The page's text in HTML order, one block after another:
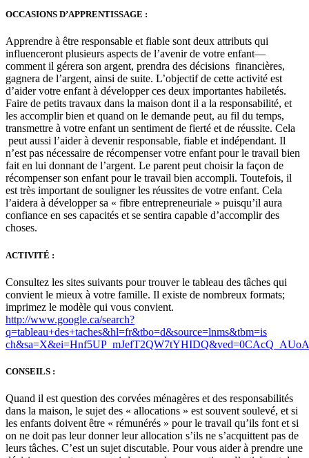
OCCASIONS D’APPRENTISSAGE :
Apprendre à être responsable et fiable sont deux attributs qui
influenceront plusieurs aspects de l’avenir de votre enfant—
comment il gérera son argent, prendra des décisions financières,
gagnera de l’argent, ainsi de suite. L’objectif de cette activité est
d’aider votre enfant à développer ces deux importantes habiletés.
Faire de petits travaux dans la maison dont il a la responsabilité, et
les accomplir bien et quand on le demande peut, au fil du temps,
transmettre à votre enfant un sentiment de fierté et de réussite. Cela
peut aussi l’aider à devenir responsable, fiable et indépendant. Il
n’est pas nécessaire de récompenser votre enfant pour le travail bien
fait en lui donnant de l’argent. Le parent peut choisir la façon de
récompenser son enfant pour le travail bien accompli. Toutefois, il
est très important de souligner les réussites de votre enfant. Cela
l’aidera à développer sa « fibre entrepreneuriale » puisqu’il aura
confiance en ses capacités et se sentira capable d’accomplir des
choses.
ACTIVITÉ :
Consultez les sites suivants pour trouver le tableau des tâches qui
convient le mieux à votre famille. Il existe de nombreux formats;
imprimez le modèle qui vous convient.
http://www.google.ca/search?
q=tableau+des+taches&hl=fr&tbo=d&source=lnms&tbm=is
CONSEILS :
Quand il est question des corvées ménagères et des responsabilités
dans la maison, le sujet des « allocations » est souvent soulevé, et si
les enfants doivent être « rémunérés » pour le travail qu’ils font et si
on ne doit pas leur donner leur allocation s’ils ne s’acquittent pas de
leurs tâches. C’est un sujet discutable. Pour vous aider à prendre une